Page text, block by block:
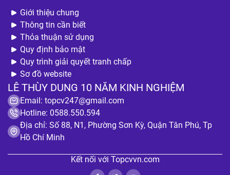
Giới thiệu chung
Thông tin cần biết
Thỏa thuận sử dụng
Quy định bảo mật
Quy trình giải quyết tranh chấp
Sơ đồ website
LÊ THÙY DUNG 10 NĂM KINH NGHIỆM
Email: topcv247@gmail.com
Hotline: 0588.550.594
Địa chỉ: Số 88, N1, Phường Sơn Kỳ, Quận Tân Phú, Tp
Hồ Chí Minh
Kết nối với Topcvvn.com